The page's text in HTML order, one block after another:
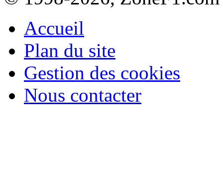
Accueil
Plan du site
Gestion des cookies
Nous contacter